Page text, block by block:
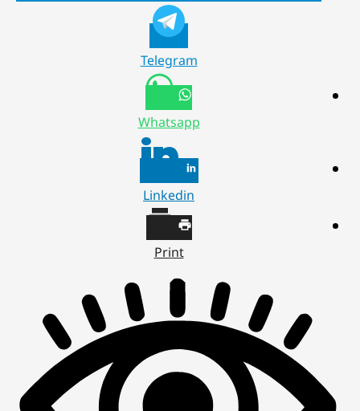
Telegram
Whatsapp
Linkedin
Print